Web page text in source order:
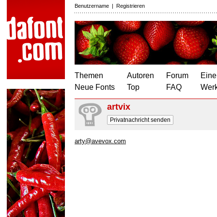
Benutzername | Registrieren
Themen
Neue Fonts
Autoren
Top
Forum
FAQ
artvix
Privatnachricht senden
arty@avevox.com